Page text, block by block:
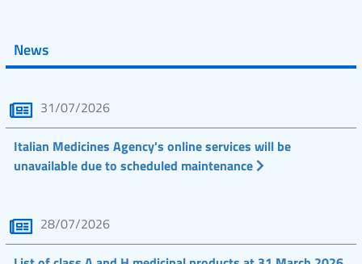
News
31/07/2026
Italian Medicines Agency's online services will be
unavailable due to scheduled maintenance
28/07/2026